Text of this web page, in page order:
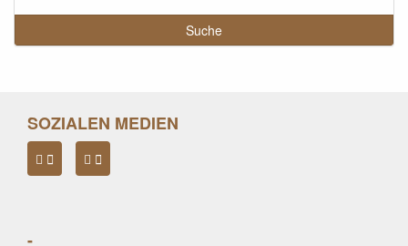
SOZIALEN MEDIEN
-